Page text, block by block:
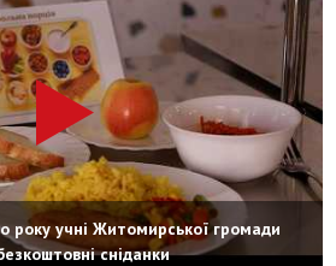
року учні Житомирської громади
сніданки